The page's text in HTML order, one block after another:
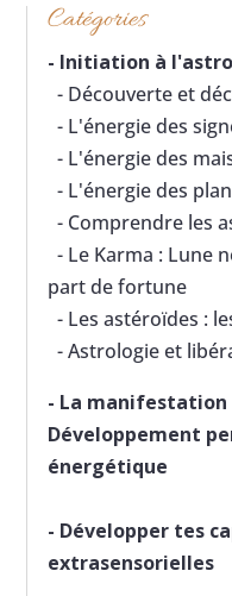
Catégories
- Initiation à
- Découverte et
- L'énergie des
- L'énergie des
- L'énergie des
- Comprendre les
- Le Karma : Lune
part de fortune
- Les astéroïdes :
- Astrologie et
- La manifestation
Développement
énergétique
- Développer tes
extrasensorielles